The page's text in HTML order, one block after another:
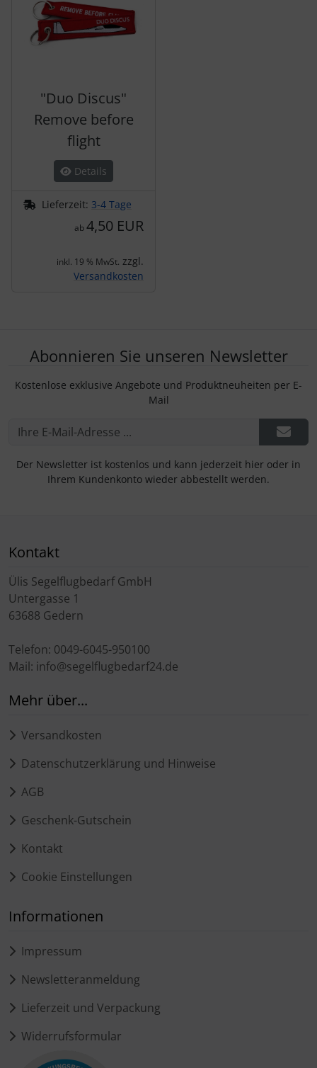
"Duo Discus"
Remove before
flight
Details
Lieferzeit: 3-4 Tage
ab4,50 EUR
inkl. 19 % MwSt. zzgl.
Versandkosten
Abonnieren Sie unseren Newsletter
Kostenlose exklusive Angebote und Produktneuheiten per E-
Mail
Der Newsletter ist kostenlos und kann jederzeit hier oder in
Ihrem Kundenkonto wieder abbestellt werden.
Kontakt
Ülis Segelflugbedarf GmbH
Untergasse 1
63688 Gedern
Telefon: 0049-6045-950100
Mail: info@segelflugbedarf24.de
Mehr über...
Versandkosten
Datenschutzerklärung und Hinweise
AGB
Geschenk-Gutschein
Kontakt
Cookie Einstellungen
Informationen
Impressum
Newsletteranmeldung
Lieferzeit und Verpackung
Widerrufsformular